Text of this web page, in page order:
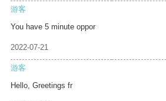
游客
You have 5 minute oppor
2022-07-21
游客
Hello, Greetings fr